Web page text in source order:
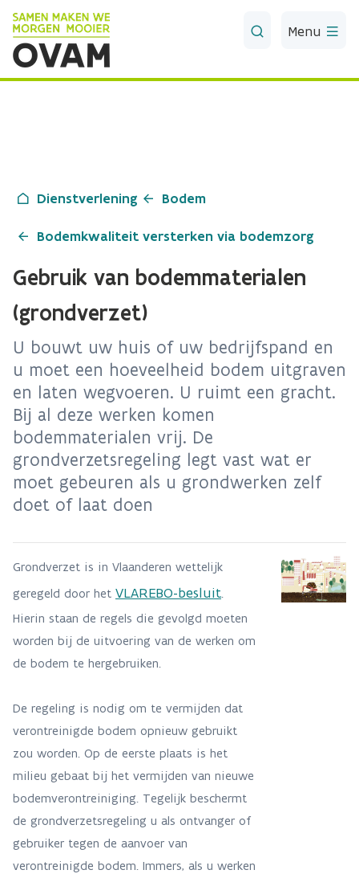
Skip to Main Content
Menu
Dienstverlening Bodem
Bodemkwaliteit versterken via bodemzorg
Gebruik van bodemmaterialen
(grondverzet)
U bouwt uw huis of uw bedrijfspand en
u moet een hoeveelheid bodem uitgraven
en laten wegvoeren. U ruimt een gracht.
Bij al deze werken komen
bodemmaterialen vrij. De
grondverzetsregeling legt vast wat er
moet gebeuren als u grondwerken zelf
doet of laat doen
Grondverzet is in Vlaanderen wettelijk
geregeld door het VLAREBO-besluit.
Hierin staan de regels die gevolgd moeten
worden bij de uitvoering van de werken om
de bodem te hergebruiken.
De regeling is nodig om te vermijden dat
verontreinigde bodem opnieuw gebruikt
zou worden. Op de eerste plaats is het
milieu gebaat bij het vermijden van nieuwe
bodemverontreiniging. Tegelijk beschermt
de grondverzetsregeling u als ontvanger of
gebruiker tegen de aanvoer van
verontreinigde bodem. Immers, als u werken